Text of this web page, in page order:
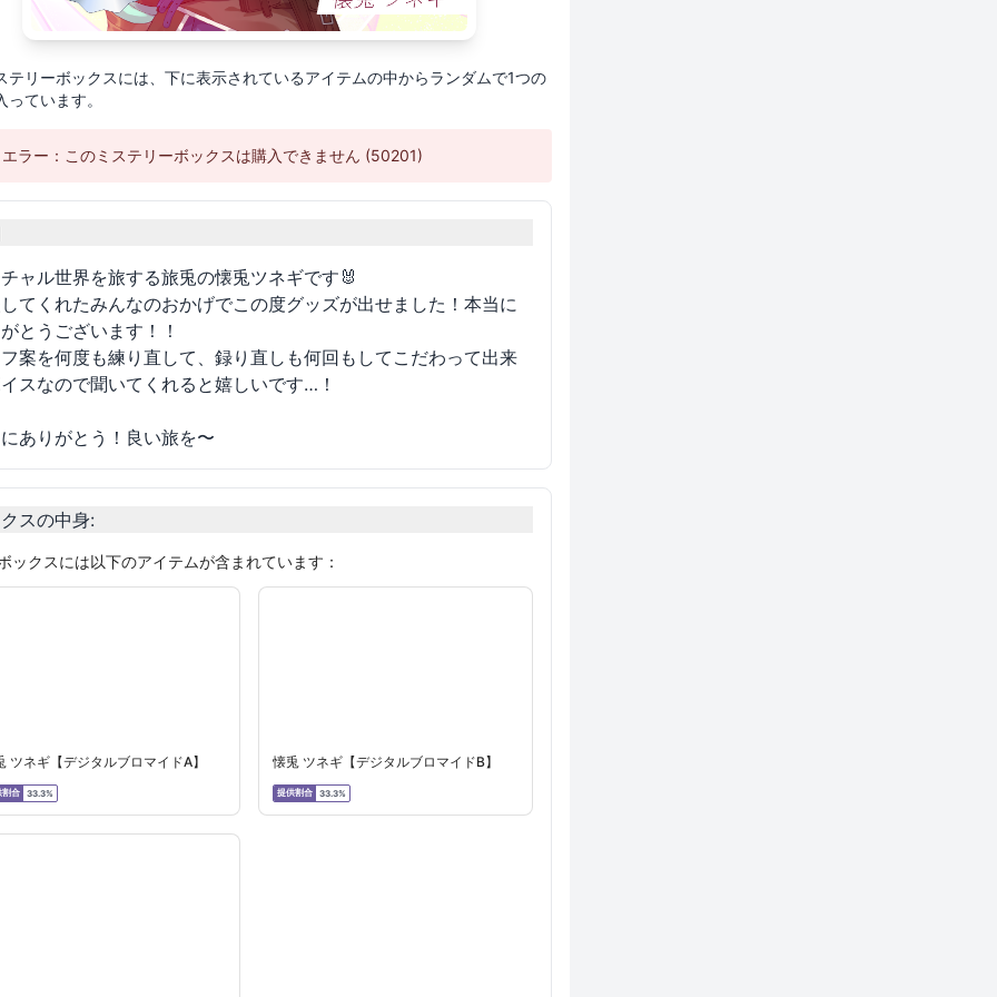
テリーボックスには、下に表示されているアイテムの中からランダムで1つの
っています。
エラー：このミステリーボックスは購入できません (50201)
ャル世界を旅する旅兎の懐兎ツネギです🐰
てくれたみんなのおかげでこの度グッズが出せました！本当に
とうございます！！
案を何度も練り直して、録り直しも何回もしてこだわって出来
スなので聞いてくれると嬉しいです…！
ありがとう！良い旅を〜
スの中身:
ックスには以下のアイテムが含まれています：
ツネギ【デジタルブロマイドA】
割合 33.3%
懐兎 ツネギ【デジタルブロマイドB】
提供割合 33.3%